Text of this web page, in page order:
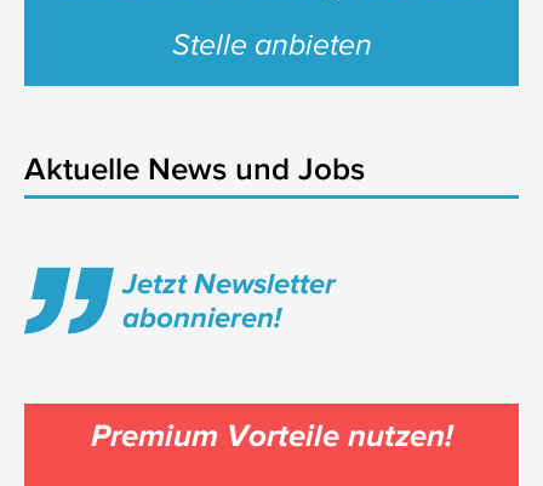
Stelle anbieten
Aktuelle News und Jobs
Jetzt Newsletter
abonnieren!
Premium Vorteile nutzen!